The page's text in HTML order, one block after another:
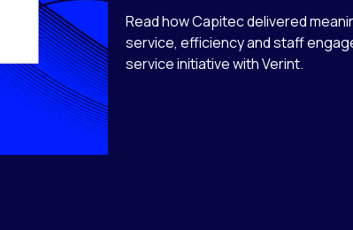
Read how Capitec delivered
service, efficiency and staff
service initiative with Verint.